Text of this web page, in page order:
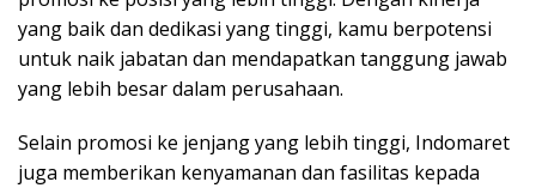
yang baik dan dedikasi yang tinggi, kamu berpotensi
untuk naik jabatan dan mendapatkan tanggung jawab
yang lebih besar dalam perusahaan.
Selain promosi ke jenjang yang lebih tinggi, Indomaret
juga memberikan kenyamanan dan fasilitas kepada